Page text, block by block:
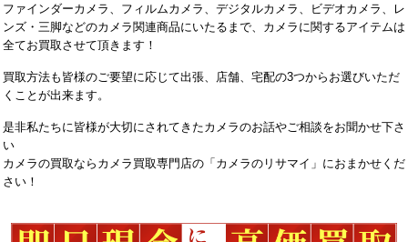
ファインダーカメラ、フィルムカメラ、デジタルカメラ、ビデオカメラ、レ
ンズ・三脚などのカメラ関連商品にいたるまで、カメラに関するアイテムは
全てお買取させて頂きます！
買取方法も皆様のご要望に応じて出張、店舗、宅配の3つからお選びいただ
くことが出来ます。
是非私たちに皆様が大切にされてきたカメラのお話やご相談をお聞かせ下さ
い
カメラの買取ならカメラ買取専門店の「カメラのリサマイ」におまかせくだ
さい！